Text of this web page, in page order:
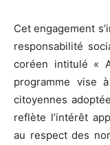
Cet engagement
responsabilité
coréen intitulé «
programme vise
citoyennes
reflète l’intérêt
au respect des